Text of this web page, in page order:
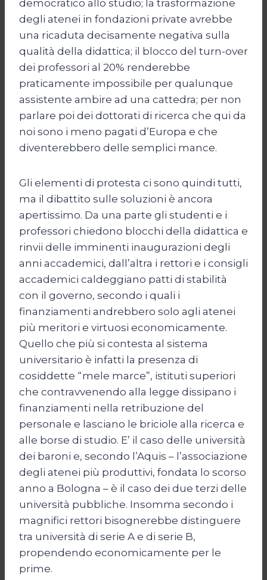
democratico allo studio; la trasformazione
degli atenei in fondazioni private avrebbe
una ricaduta decisamente negativa sulla
qualità della didattica; il blocco del turn-over
dei professori al 20% renderebbe
praticamente impossibile per qualunque
assistente ambire ad una cattedra; per non
parlare poi dei dottorati di ricerca che qui da
noi sono i meno pagati d’Europa e che
diventerebbero delle semplici mance.
Gli elementi di protesta ci sono quindi tutti,
ma il dibattito sulle soluzioni è ancora
apertissimo. Da una parte gli studenti e i
professori chiedono blocchi della didattica e
rinvii delle imminenti inaugurazioni degli
anni accademici, dall’altra i rettori e i consigli
accademici caldeggiano patti di stabilità
con il governo, secondo i quali i
finanziamenti andrebbero solo agli atenei
più meritori e virtuosi economicamente.
Quello che più si contesta al sistema
universitario è infatti la presenza di
cosiddette “mele marce”, istituti superiori
che contravvenendo alla legge dissipano i
finanziamenti nella retribuzione del
personale e lasciano le briciole alla ricerca e
alle borse di studio. E’ il caso delle università
dei baroni e, secondo l’Aquis – l’associazione
degli atenei più produttivi, fondata lo scorso
anno a Bologna – è il caso dei due terzi delle
università pubbliche. Insomma secondo i
magnifici rettori bisognerebbe distinguere
tra università di serie A e di serie B,
propendendo economicamente per le
prime.